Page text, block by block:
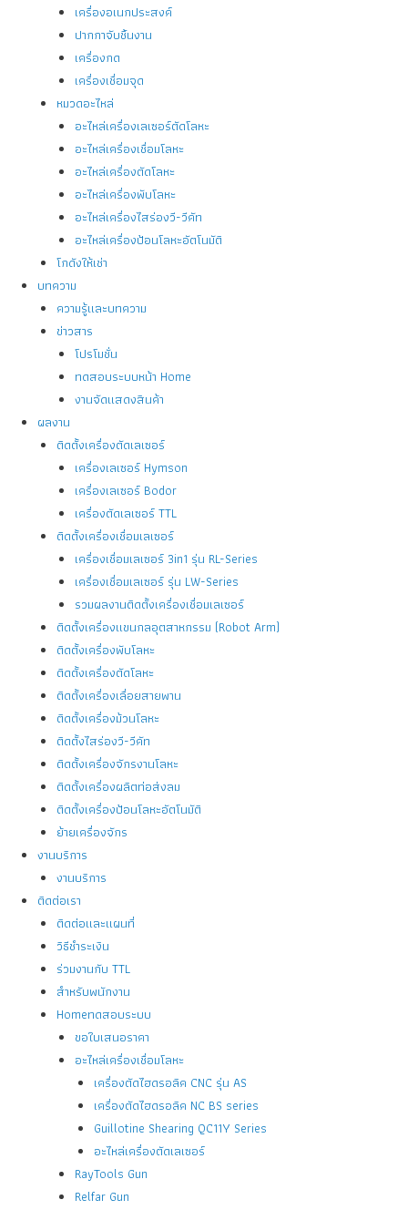
เครื่องอเนกประสงค์
ปากกาจับชิ้นงาน
เครื่องกด
เครื่องเชื่อมจุด
หมวดอะไหล่
อะไหล่เครื่องเลเซอร์ตัดโลหะ
อะไหล่เครื่องเชื่อมโลหะ
อะไหล่เครื่องตัดโลหะ
อะไหล่เครื่องพับโลหะ
อะไหล่เครื่องไสร่องวี-วีคัท
อะไหล่เครื่องป้อนโลหะอัตโนมัติ
โกดังให้เช่า
บทความ
ความรู้และบทความ
ข่าวสาร
โปรโมชั่น
ทดสอบระบบหน้า Home
งานจัดแสดงสินค้า
ผลงาน
ติดตั้งเครื่องตัดเลเซอร์
เครื่องเลเซอร์ Hymson
เครื่องเลเซอร์ Bodor
เครื่องตัดเลเซอร์ TTL
ติดตั้งเครื่องเชื่อมเลเซอร์
เครื่องเชื่อมเลเซอร์ 3in1 รุ่น RL-Series
เครื่องเชื่อมเลเซอร์ รุ่น LW-Series
รวมผลงานติดตั้งเครื่องเชื่อมเลเซอร์
ติดตั้งเครื่องแขนกลอุตสาหกรรม (Robot Arm)
ติดตั้งเครื่องพับโลหะ
ติดตั้งเครื่องตัดโลหะ
ติดตั้งเครื่องเลื่อยสายพาน
ติดตั้งเครื่องม้วนโลหะ
ติดตั้งไสร่องวี-วีคัท
ติดตั้งเครื่องจักรงานโลหะ
ติดตั้งเครื่องผลิตท่อส่งลม
ติดตั้งเครื่องป้อนโลหะอัตโนมัติ
ย้ายเครื่องจักร
งานบริการ
งานบริการ
ติดต่อเรา
ติดต่อและแผนที่
วิธีชำระเงิน
ร่วมงานกับ TTL
สำหรับพนักงาน
Homeทดสอบระบบ
ขอใบเสนอราคา
อะไหล่เครื่องเชื่อมโลหะ
เครื่องตัดไฮดรอลิค CNC รุ่น AS
เครื่องตัดไฮดรอลิค NC BS series
Guillotine Shearing QC11Y Series
อะไหล่เครื่องตัดเลเซอร์
RayTools Gun
Relfar Gun